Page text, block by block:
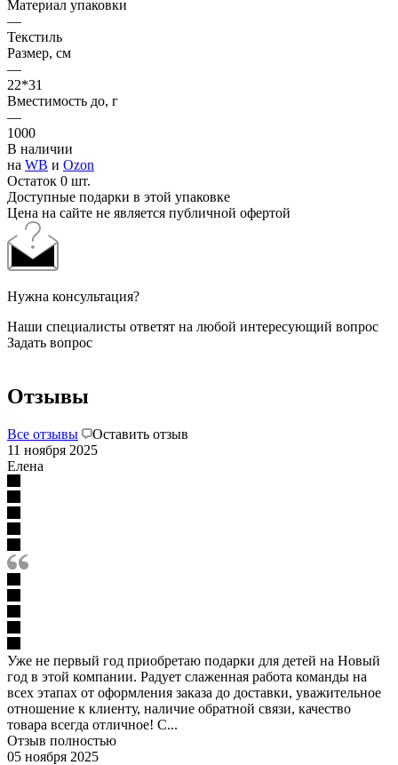
Материал упаковки
—
Текстиль
Размер, см
—
22*31
Вместимость до, г
—
1000
В наличии
на WB и Ozon
Остаток 0 шт.
Доступные подарки в этой упаковке
Цена на сайте не является публичной офертой
Нужна консультация?
Наши специалисты ответят на любой интересующий вопрос
Задать вопрос
Отзывы
Все отзывы
Оставить отзыв
11 ноября 2025
Елена
Уже не первый год приобретаю подарки для детей на Новый
год в этой компании. Радует слаженная работа команды на
всех этапах от оформления заказа до доставки, уважительное
отношение к клиенту, наличие обратной связи, качество
товара всегда отличное! С...
Отзыв полностью
05 ноября 2025